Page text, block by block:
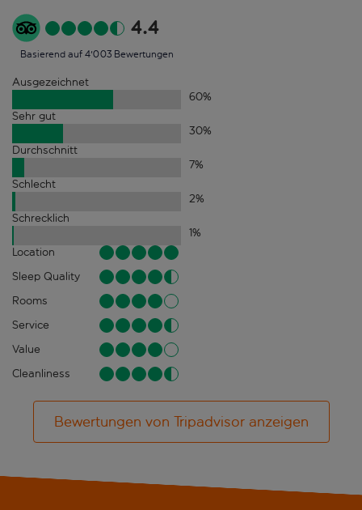
4.4
Basierend auf 4'003 Bewertungen
Ausgezeichnet
60%
Sehr gut
30%
Durchschnitt
7%
Schlecht
2%
Schrecklich
1%
Location
Sleep Quality
Rooms
Service
Value
Cleanliness
Bewertungen von Tripadvisor anzeigen